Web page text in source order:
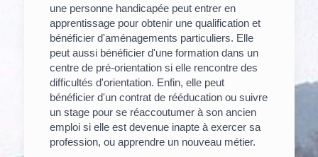
une personne handicapée peut entrer en
apprentissage pour obtenir une qualification et
bénéficier d'aménagements particuliers. Elle
peut aussi bénéficier d'une formation dans un
centre de pré-orientation si elle rencontre des
difficultés d'orientation. Enfin, elle peut
bénéficier d'un contrat de rééducation ou suivre
un stage pour se réaccoutumer à son ancien
emploi si elle est devenue inapte à exercer sa
profession, ou apprendre un nouveau métier.